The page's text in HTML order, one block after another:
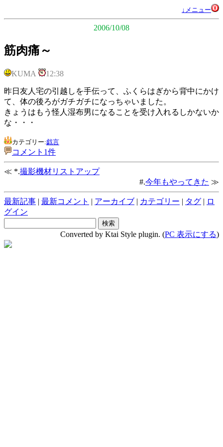
↓メニュー
2006/10/08
筋肉痛～
KUMA 12:38
昨日友人宅の引越しを手伝って、ふくらはぎから背中にかけ
て、体の後ろがガチガチになっちゃいました。
きょうはもう怪人湿布男になることを受け入れるしかないか
な・・・
カテゴリー:戯言
コメント1件
≪ *.撮影機材リストアップ
#.今年もやってきた ≫
最新記事 | 最新コメント | アーカイブ | カテゴリー | タグ | ロ
グイン
Converted by Ktai Style plugin. (PC 表示にする)